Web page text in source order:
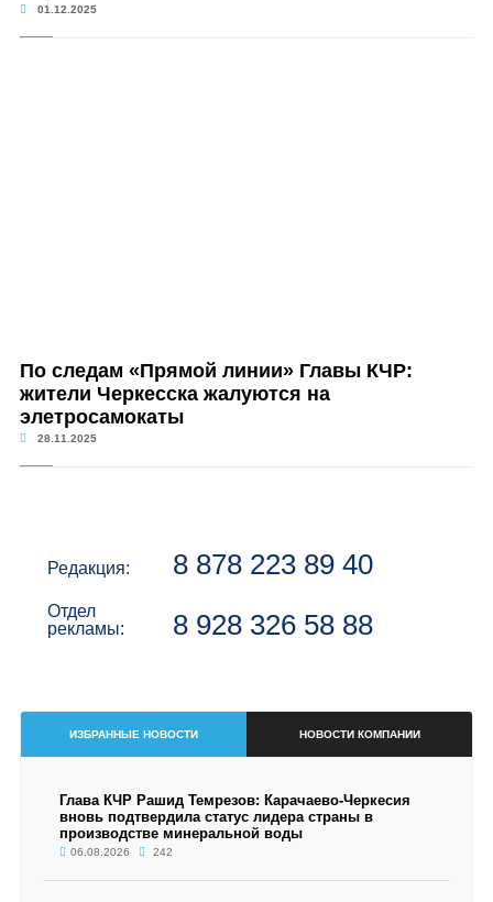
01.12.2025
По следам «Прямой линии» Главы КЧР:
жители Черкесска жалуются на
элетросамокаты
28.11.2025
Редакция: 8 878 223 89 40
Отдел
рекламы:
8 928 326 58 88
ИЗБРАННЫЕ НОВОСТИ НОВОСТИ КОМПАНИИ
Глава КЧР Рашид Темрезов: Карачаево-Черкесия
вновь подтвердила статус лидера страны в
производстве минеральной воды
06.08.2026 242